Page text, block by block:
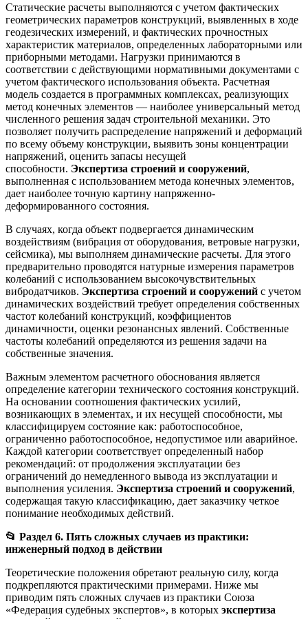
Статические расчеты выполняются с учетом фактических
геометрических параметров конструкций, выявленных в ходе
геодезических измерений, и фактических прочностных
характеристик материалов, определенных лабораторными или
приборными методами. Нагрузки принимаются в
соответствии с действующими нормативными документами с
учетом фактического использования объекта. Расчетная
модель создается в программных комплексах, реализующих
метод конечных элементов — наиболее универсальный метод
численного решения задач строительной механики. Это
позволяет получить распределение напряжений и деформаций
по всему объему конструкции, выявить зоны концентрации
напряжений, оценить запасы несущей
способности. Экспертиза строений и сооружений,
выполненная с использованием метода конечных элементов,
дает наиболее точную картину напряженно-
деформированного состояния.
В случаях, когда объект подвергается динамическим
воздействиям (вибрация от оборудования, ветровые нагрузки,
сейсмика), мы выполняем динамические расчеты. Для этого
предварительно проводятся натурные измерения параметров
колебаний с использованием высокочувствительных
вибродатчиков. Экспертиза строений и сооружений с учетом
динамических воздействий требует определения собственных
частот колебаний конструкций, коэффициентов
динамичности, оценки резонансных явлений. Собственные
частоты колебаний определяются из решения задачи на
собственные значения.
Важным элементом расчетного обоснования является
определение категории технического состояния конструкций.
На основании соотношения фактических усилий,
возникающих в элементах, и их несущей способности, мы
классифицируем состояние как: работоспособное,
ограниченно работоспособное, недопустимое или аварийное.
Каждой категории соответствует определенный набор
рекомендаций: от продолжения эксплуатации без
ограничений до немедленного вывода из эксплуатации и
выполнения усиления. Экспертиза строений и сооружений,
содержащая такую классификацию, дает заказчику четкое
понимание необходимых действий.
📂 Раздел 6. Пять сложных случаев из практики:
инженерный подход в действии
Теоретические положения обретают реальную силу, когда
подкрепляются практическими примерами. Ниже мы
приводим пять сложных случаев из практики Союза
«Федерация судебных экспертов», в которых экспертиза